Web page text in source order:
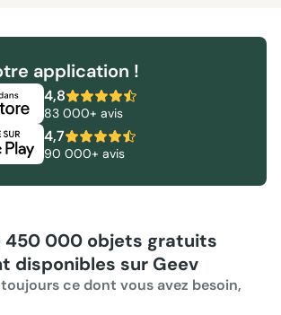
application !
4,8
83 000+ avis
4,7
90 000+ avis
450 000 objets gratuits
disponibles sur Geev
ce dont vous avez besoin,